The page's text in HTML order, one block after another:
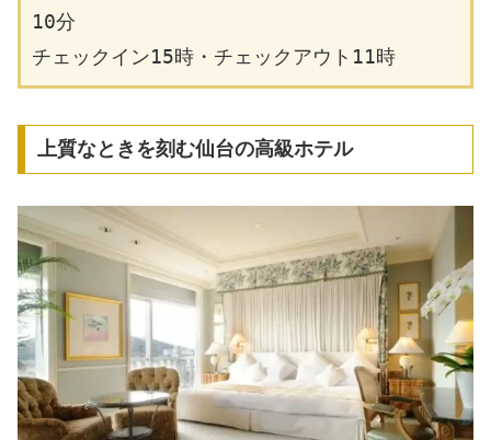
10分
チェックイン15時・チェックアウト11時
上質なときを刻む仙台の高級ホテル